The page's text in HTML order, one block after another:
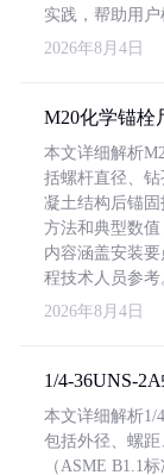
实践，帮助用户
2026年8月4日
M20化学锚栓
本文详细解析
括螺杆直径、
凝土结构后锚固
方法和典型数值
内容涵盖安装
程技术人员参考
2026年8月4日
1/4-36UNS-
本文详细解析1/
包括外径、螺
（ASME B1.1